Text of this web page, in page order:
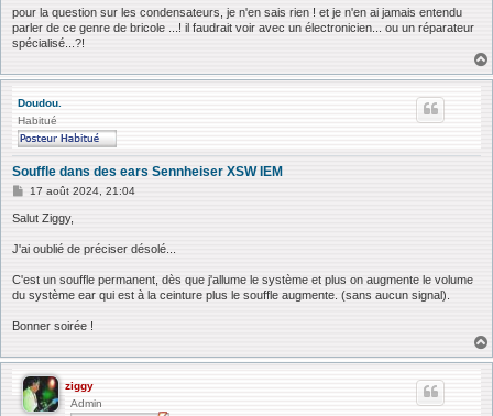
pour la question sur les condensateurs, je n'en sais rien ! et je n'en ai jamais entendu
parler de ce genre de bricole ...! il faudrait voir avec un électronicien... ou un réparateur
spécialisé...?!
Doudou.
Habitué
Souffle dans des ears Sennheiser XSW IEM
M
s
a
g
17 août 2024, 21:04
Salut Ziggy,
J'ai oublié de préciser désolé...
C'est un souffle permanent, dès que j'allume le système et plus on augmente le volume
du système ear qui est à la ceinture plus le souffle augmente. (sans aucun signal).
Bonner soirée !
ziggy
Admin